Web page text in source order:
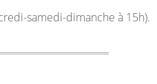
samedi-dimanche à 15h).